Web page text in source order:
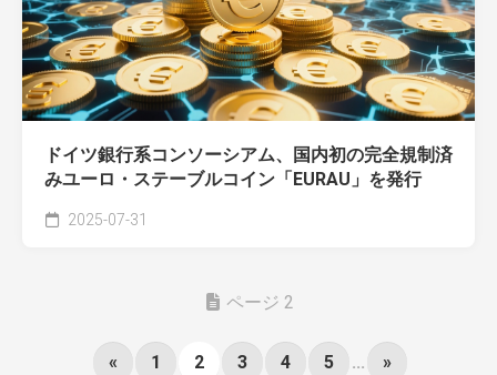
ドイツ銀行系コンソーシアム、国内初の完全規制済
みユーロ・ステーブルコイン「EURAU」を発行
2025-07-31
ページ 2
« 1 2 3 4 5 ... »